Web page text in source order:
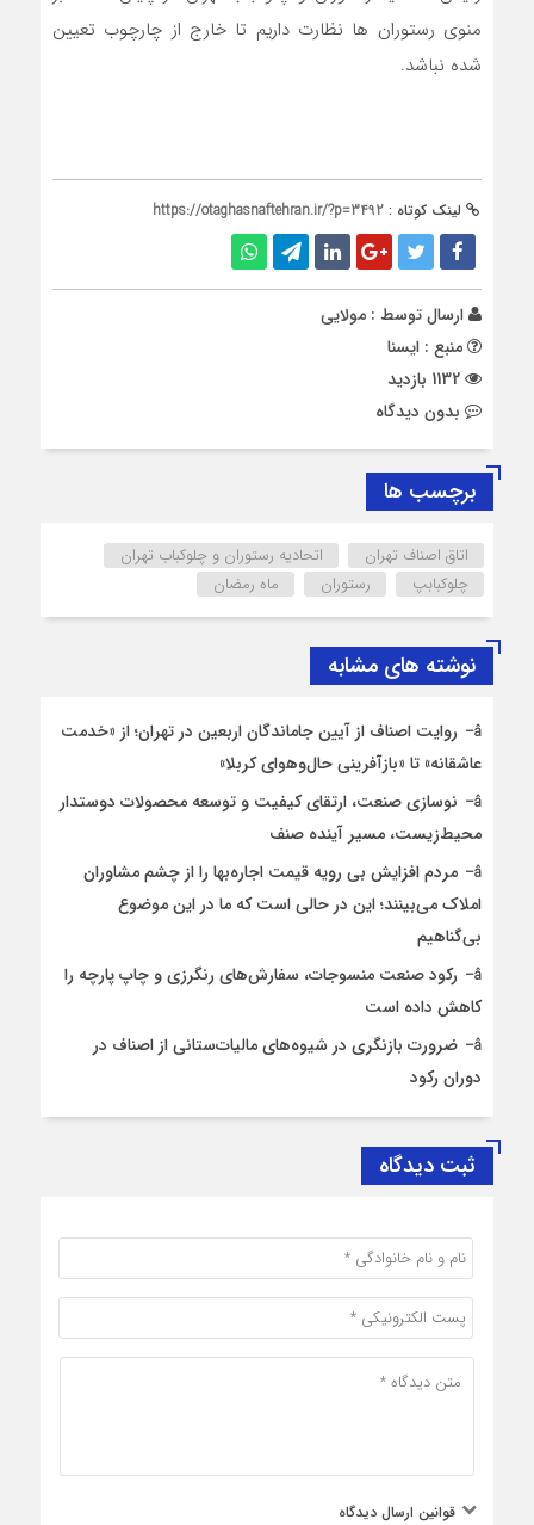
منوی رستوران ها نظارت داریم تا خارج از چارچوب تعیین
شده نباشد.
لینک کوتاه : https://otaghasnaftehran.ir/?p=3492
ارسال توسط : مولایی
منبع : ایسنا
بدون دیدگاه
برچسب ها
اتاق اصناف تهران
اتحادیه رستوران و چلوکباب تهران
چلوکبابپ
رستوران ماه رمضان
نوشته های مشابه
روایت اصناف از آیین جاماندگان اربعین در تهران؛ از «خدمت
عاشقانه» تا «بازآفرینی حال‌وهوای کربلا»
نوسازی صنعت، ارتقای کیفیت و توسعه محصولات دوستدار
محیط‌زیست، مسیر آینده صنف
مردم افزایش بی رویه قیمت اجاره‌بها را از چشم مشاوران
املاک می‌بینند؛ این در حالی است که ما در این موضوع
بی‌گناهیم
رکود صنعت منسوجات، سفارش‌های رنگرزی و چاپ پارچه را
کاهش داده است
ضرورت بازنگری در شیوه‌های مالیات‌ستانی از اصناف در
دوران رکود
ثبت دیدگاه
قوانین ارسال دیدگاه